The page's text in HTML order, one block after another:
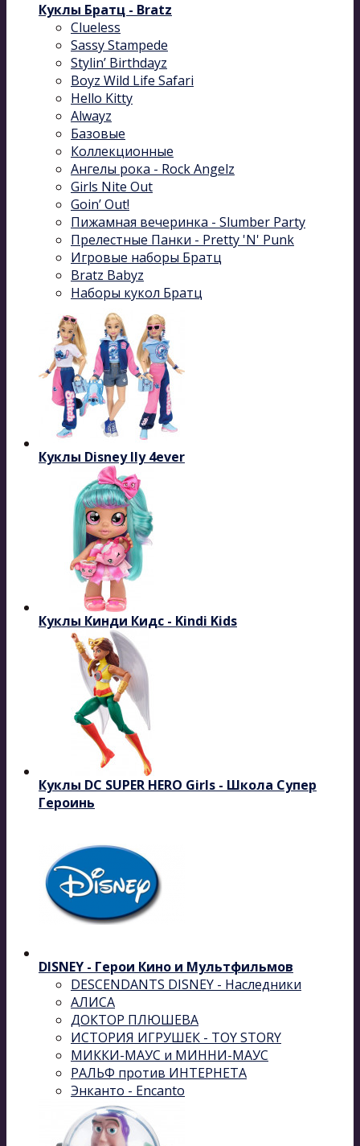
Куклы Братц - Bratz
Clueless
Sassy Stampede
Stylin’ Birthdayz
Boyz Wild Life Safari
Hello Kitty
Alwayz
Базовые
Коллекционные
Ангелы рока - Rock Angelz
Girls Nite Out
Goin’ Out!
Пижамная вечеринка - Slumber Party
Прелестные Панки - Pretty 'N' Punk
Игровые наборы Братц
Bratz Babyz
Наборы кукол Братц
Куклы Disney Ily 4ever
Куклы Кинди Кидс - Kindi Kids
Куклы DC SUPER HERO Girls - Школа Супер
Героинь
DISNEY - Герои Кино и Мультфильмов
DESCENDANTS DISNEY - Наследники
АЛИСА
ДОКТОР ПЛЮШЕВА
ИСТОРИЯ ИГРУШЕК - TOY STORY
МИККИ-МАУС и МИННИ-МАУС
РАЛЬФ против ИНТЕРНЕТА
Энканто - Encanto